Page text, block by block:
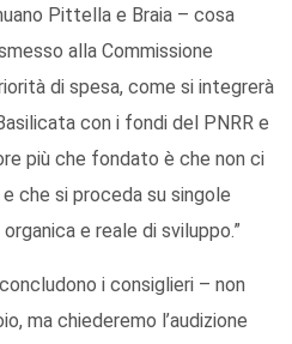
Pittella e Braia – cosa
alla Commissione
di spesa, come si integrerà
con i fondi del PNRR e
più che fondato è che non ci
che si proceda su singole
e reale di sviluppo.”
i consiglieri – non
ma chiederemo l’audizione